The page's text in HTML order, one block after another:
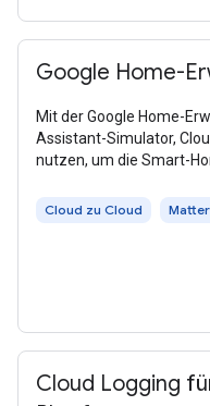
Google Home-
Mit der Google Home-
Assistant-Simulator,
nutzen, um die Smart-
Cloud zu Cloud Matter
Cloud Logging